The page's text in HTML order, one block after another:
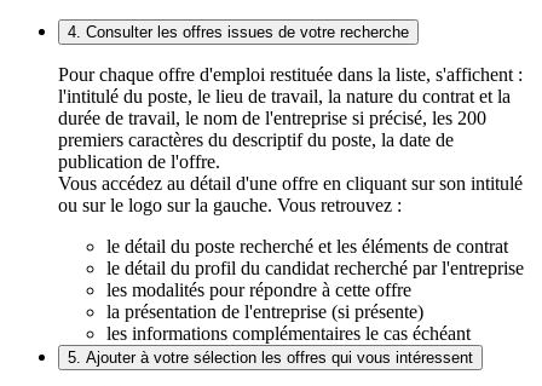
4. Consulter les offres issues de votre recherche
Pour chaque offre d'emploi restituée dans la liste, s'affichent :
l'intitulé du poste, le lieu de travail, la nature du contrat et la
durée de travail, le nom de l'entreprise si précisé, les 200
premiers caractères du descriptif du poste, la date de
publication de l'offre.
Vous accédez au détail d'une offre en cliquant sur son intitulé
ou sur le logo sur la gauche. Vous retrouvez :
le détail du poste recherché et les éléments de contrat
le détail du profil du candidat recherché par l'entreprise
les modalités pour répondre à cette offre
la présentation de l'entreprise (si présente)
les informations complémentaires le cas échéant
5. Ajouter à votre sélection les offres qui vous intéressent